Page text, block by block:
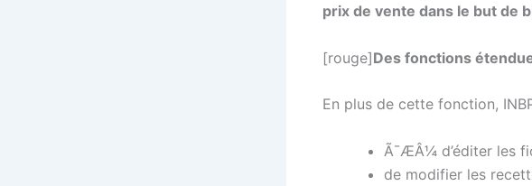
prix de vente dans le but de
[rouge]Des fonctions
En plus de cette fonction,
Ã¯ÆÂ¼ d’éditer les
de modifier les